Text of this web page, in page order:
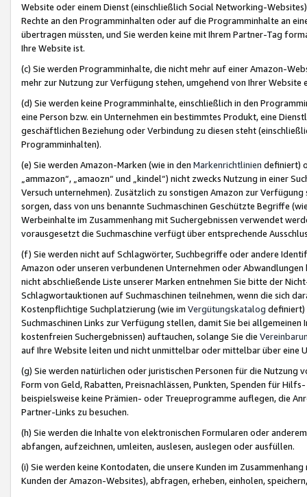
Website oder einem Dienst (einschließlich Social Networking-
Rechte an den Programminhalten oder auf die Programminhalte an
übertragen müssten, und Sie werden keine mit Ihrem Partner-Tag
Ihre Website ist.
(c) Sie werden Programminhalte, die nicht mehr auf einer Amazon-
mehr zur Nutzung zur Verfügung stehen, umgehend von Ihrer
(d) Sie werden keine Programminhalte, einschließlich in den
eine Person bzw. ein Unternehmen ein bestimmtes Produkt, eine
geschäftlichen Beziehung oder Verbindung zu diesen steht
Programminhalten).
(e) Sie werden Amazon-Marken (wie in den Markenrichtlinien definiert)
„ammazon“, „amaozn“ und „kindel“) nicht zwecks Nutzung in einer
Versuch unternehmen). Zusätzlich zu sonstigen Amazon zur
sorgen, dass von uns benannte Suchmaschinen Geschützte Begriffe
Werbeinhalte im Zusammenhang mit Suchergebnissen verwendet
vorausgesetzt die Suchmaschine verfügt über entsprechende
(f) Sie werden nicht auf Schlagwörter, Suchbegriffe oder andere
Amazon oder unseren verbundenen Unternehmen oder
nicht abschließende Liste unserer Marken entnehmen Sie bitte der
Schlagwortauktionen auf Suchmaschinen teilnehmen, wenn die sich
Kostenpflichtige Suchplatzierung (wie im Vergütungskatalog definiert)
Suchmaschinen Links zur Verfügung stellen, damit Sie bei
kostenfreien Suchergebnissen) auftauchen, solange Sie die
auf Ihre Website leiten und nicht unmittelbar oder mittelbar über eine
(g) Sie werden natürlichen oder juristischen Personen für die Nutzung
Form von Geld, Rabatten, Preisnachlässen, Punkten, Spenden für
beispielsweise keine Prämien- oder Treueprogramme auflegen, die
Partner-Links zu besuchen.
(h) Sie werden die Inhalte von elektronischen Formularen oder
abfangen, aufzeichnen, umleiten, auslesen, auslegen oder ausfüllen.
(i) Sie werden keine Kontodaten, die unsere Kunden im
Kunden der Amazon-Websites), abfragen, erheben, einholen,